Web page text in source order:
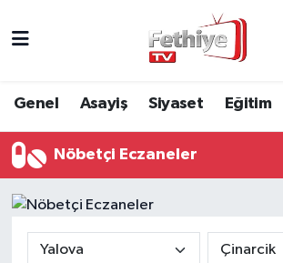
Genel Asayiş Siyaset Eğitim
Nöbetçi Eczaneler
Asayiş
Eğitim
Ekonomi
Muğla Hava Durumu
Muğla Namaz Vakitleri
Muğla Trafik Yoğunluk Haritası
Süper Lig Puan Durumu ve Fikstür